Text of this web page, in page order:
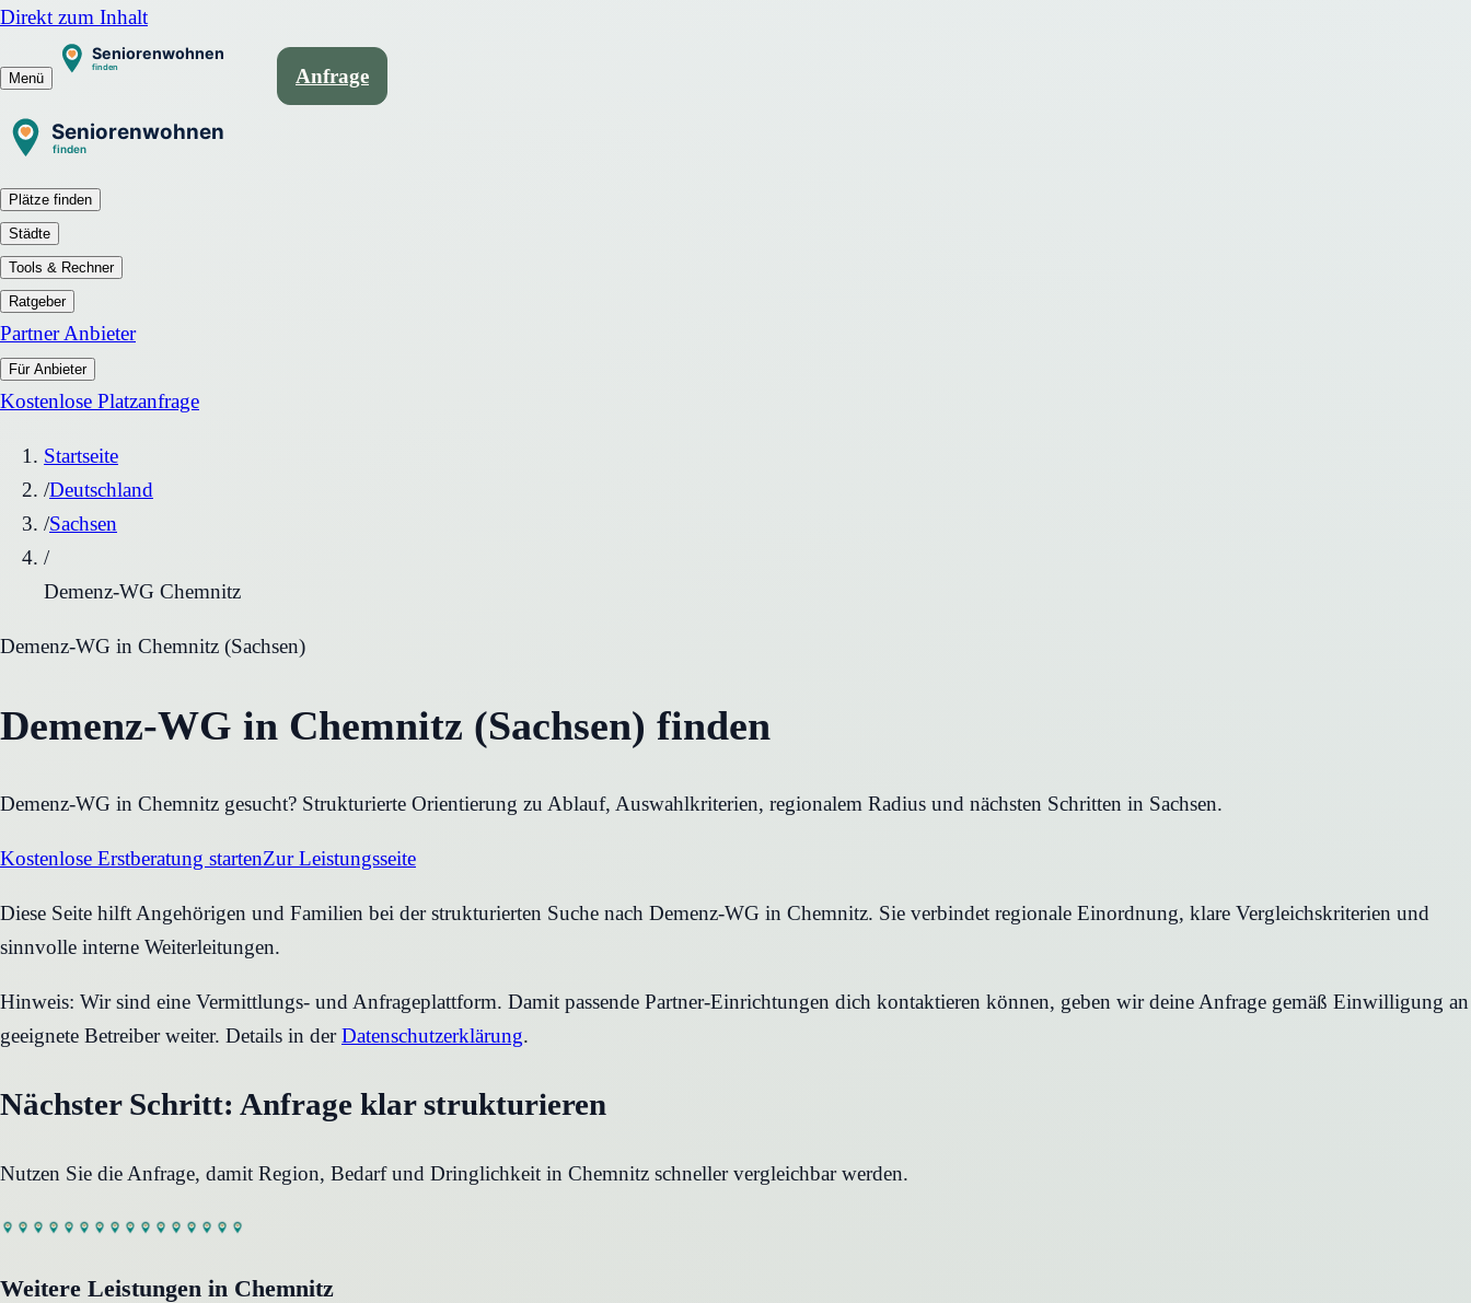
Direkt zum Inhalt
Menü Anfrage
Plätze finden
Städte
Tools & Rechner
Ratgeber
Partner Anbieter
Für Anbieter
Kostenlose Platzanfrage
Startseite
/Deutschland
/Sachsen
/
Demenz-WG Chemnitz
Demenz-WG in Chemnitz (Sachsen)
Demenz-WG in Chemnitz (Sachsen) finden
Demenz-WG in Chemnitz gesucht? Strukturierte Orientierung zu Ablauf, Auswahlkriterien, regionalem Radius und nächsten Schritten in Sachsen.
Kostenlose Erstberatung startenZur Leistungsseite
Diese Seite hilft Angehörigen und Familien bei der strukturierten Suche nach Demenz-WG in Chemnitz. Sie verbindet regionale Einordnung, klare Vergleichskriterien und
sinnvolle interne Weiterleitungen.
Hinweis: Wir sind eine Vermittlungs- und Anfrageplattform. Damit passende Partner-Einrichtungen dich kontaktieren können, geben wir deine Anfrage gemäß Einwilligung an
geeignete Betreiber weiter. Details in der Datenschutzerklärung.
Nächster Schritt: Anfrage klar strukturieren
Nutzen Sie die Anfrage, damit Region, Bedarf und Dringlichkeit in Chemnitz schneller vergleichbar werden.
Weitere Leistungen in Chemnitz